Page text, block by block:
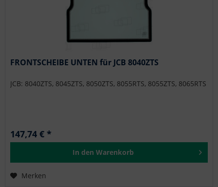
FRONTSCHEIBE UNTEN für JCB 8040ZTS
JCB: 8040ZTS, 8045ZTS, 8050ZTS, 8055RTS, 8055ZTS, 8065RTS
147,74 € *
In den Warenkorb
Merken